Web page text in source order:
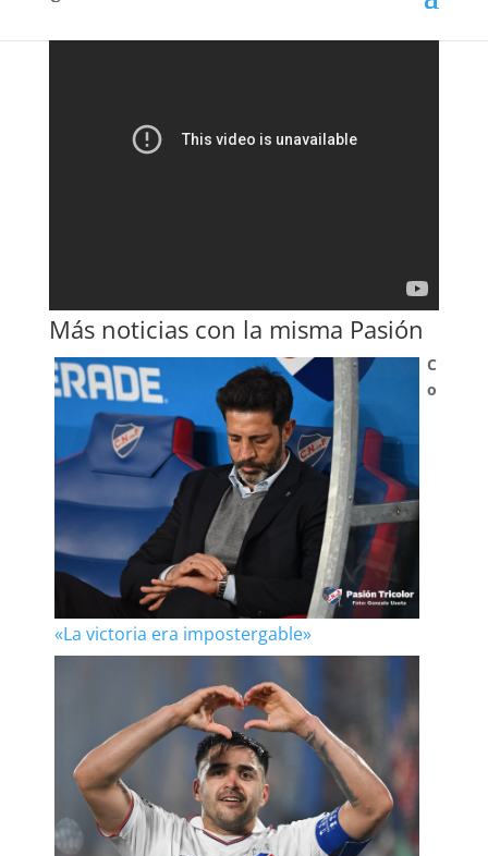
Más noticias con la misma Pasión
«La victoria era impostergable»
C
o